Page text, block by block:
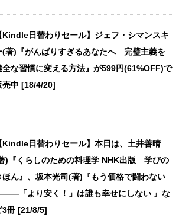
Kindle日替わりセール】ジェフ・シマンスキ
(著)『がんばりすぎるあなたへ 完璧主義を
全な習慣に変える方法』が599円(61%OFF)で
売中 [18/4/20]
Kindle日替わりセール】本日は、土井善晴
)『くらしのための料理学 NHK出版 学びの
ほん』、坂本光司(著)『もう価格で闘わない
「より安く！」は誰も幸せにしない 』な
3冊 [21/8/5]